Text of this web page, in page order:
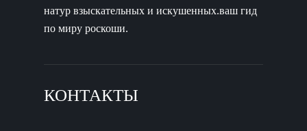
натур взыскательных и искушенных.ваш гид
по миру роскоши.
КОНТАКТЫ